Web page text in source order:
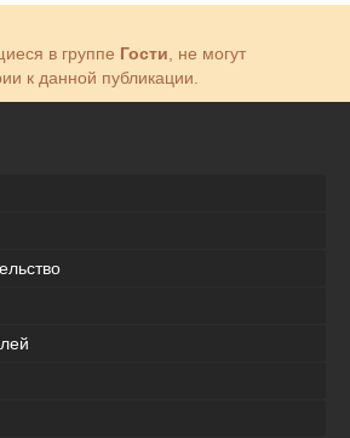
в группе Гости, не могут
к данной публикации.